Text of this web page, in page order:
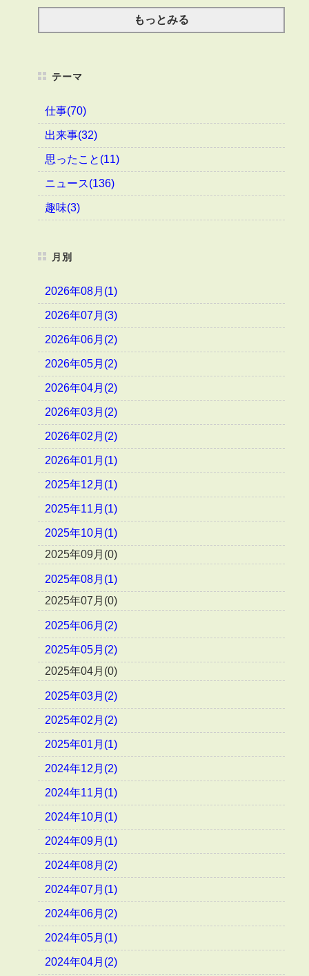
もっとみる
テーマ
仕事(70)
出来事(32)
思ったこと(11)
ニュース(136)
趣味(3)
月別
2026年08月(1)
2026年07月(3)
2026年06月(2)
2026年05月(2)
2026年04月(2)
2026年03月(2)
2026年02月(2)
2026年01月(1)
2025年12月(1)
2025年11月(1)
2025年10月(1)
2025年09月(0)
2025年08月(1)
2025年07月(0)
2025年06月(2)
2025年05月(2)
2025年04月(0)
2025年03月(2)
2025年02月(2)
2025年01月(1)
2024年12月(2)
2024年11月(1)
2024年10月(1)
2024年09月(1)
2024年08月(2)
2024年07月(1)
2024年06月(2)
2024年05月(1)
2024年04月(2)